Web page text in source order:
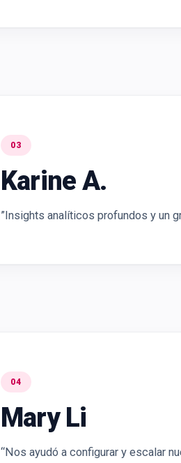
03
Karine A.
”Insights analíticos profundos y un
04
Mary Li
“Nos ayudó a configurar y escalar